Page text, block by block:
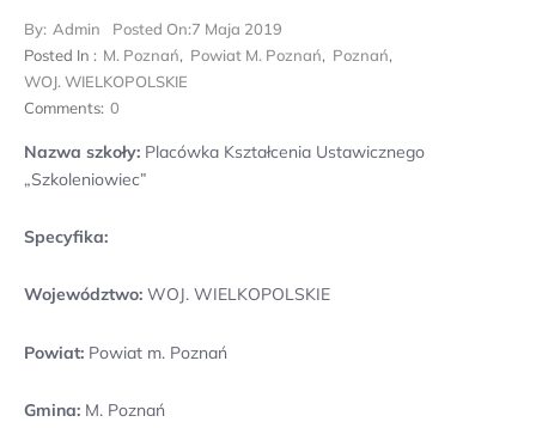
By: Admin Posted On:7 Maja 2019
Posted In : M. Poznań, Powiat M. Poznań, Poznań,
WOJ. WIELKOPOLSKIE
Comments: 0
Nazwa szkoły: Placówka Kształcenia Ustawicznego
„Szkoleniowiec”
Specyfika:
Województwo: WOJ. WIELKOPOLSKIE
Powiat: Powiat m. Poznań
Gmina: M. Poznań